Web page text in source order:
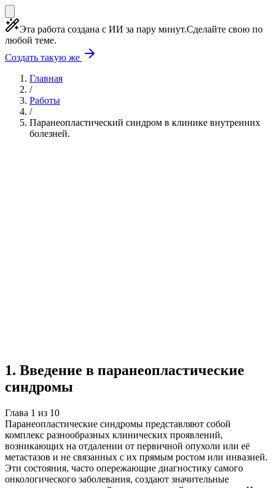
Эта работа создана с ИИ за пару минут.Сделайте свою по
любой теме.
Создать такую же
Главная
/
Работы
/
Паранеопластический синдром в клинике внутренних
болезней.
1. Введение в паранеопластические
синдромы
Глава 1 из 10
Паранеопластические синдромы представляют собой
комплекс разнообразных клинических проявлений,
возникающих на отдалении от первичной опухоли или её
метастазов и не связанных с их прямым ростом или инвазией.
Эти состояния, часто опережающие диагностику самого
онкологического заболевания, создают значительные